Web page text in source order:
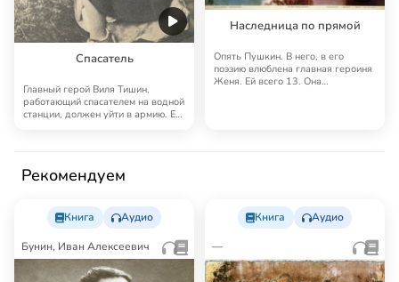
Спасатель
Главный герой Виля Тишин,
работающий спасателем на водной
станции, должен уйти в армию. Его
Наследница по прямой
Опять Пушкин. В него, в его
поэзию влюблена главная героиня
Женя. Ей всего 13. Она
Рекомендуем
Книга Аудио
Бунин, Иван Алексеевич
Книга Аудио
—